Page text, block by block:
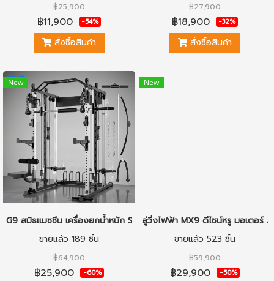
฿25,900
฿11,900 -54%
สั่งซื้อสินค้า
฿27,900
฿18,900 -32%
สั่งซื้อสินค้า
New
G9 สมิธแมชชีน เครื่องยกน้ำหนัก Smith Machine เครื่องออกกำลังกายใ
ขายแล้ว 189 ชิ้น
฿64,900
฿25,900 -60%
New
ลู่วิ่งไฟฟ้า MX9 ดีไซน์หรู มอเตอร์
ขายแล้ว 523 ชิ้น
฿59,900
฿29,900 -50%